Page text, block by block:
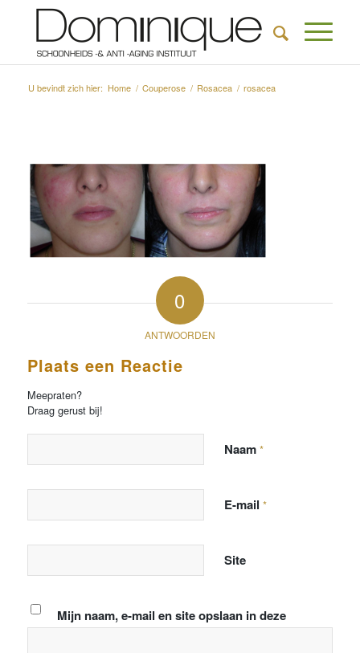
U bevindt zich hier: Home / Couperose / Rosacea / rosacea
0
ANTWOORDEN
Plaats een Reactie
Meepraten?
Draag gerust bij!
Naam *
E-mail *
Site
Mijn naam, e-mail en site opslaan in deze
browser voor de volgende keer wanneer ik een